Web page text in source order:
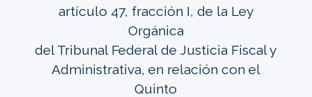
artículo 47, fracción I, de la Ley
Orgánica
del Tribunal Federal de Justicia Fiscal y
Administrativa, en relación con el
Quinto